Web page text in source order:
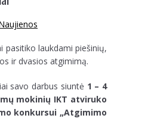
pasitiko laukdami piešinių,
ir dvasios atgimimą.
savo darbus siuntė 1 – 4
mokinių IKT atviruko
konkursui „Atgimimo